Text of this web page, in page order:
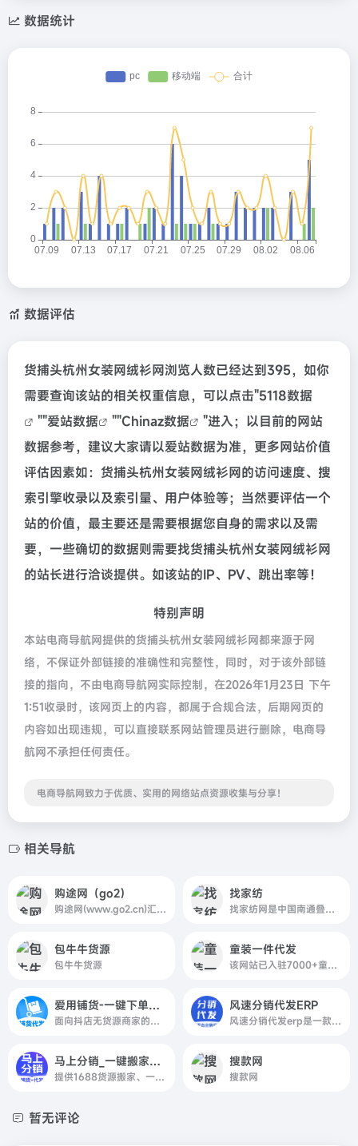
数据统计
数据评估
货捕头杭州女装网绒衫网浏览人数已经达到395，如你
需要查询该站的相关权重信息，可以点击"5118数据
""爱站数据 ""Chinaz数据
"进入；以目前的网站
数据参考，建议大家请以爱站数据为准，更多网站价值
评估因素如：货捕头杭州女装网绒衫网的访问速度、搜
索引擎收录以及索引量、用户体验等；当然要评估一个
站的价值，最主要还是需要根据您自身的需求以及需
要，一些确切的数据则需要找货捕头杭州女装网绒衫网
的站长进行洽谈提供。如该站的IP、PV、跳出率等！
特别声明
本站电商导航网提供的货捕头杭州女装网绒衫网都来源于网
络，不保证外部链接的准确性和完整性，同时，对于该外部链
接的指向，不由电商导航网实际控制，在2026年1月23日 下午
1:51收录时，该网页上的内容，都属于合规合法，后期网页的
内容如出现违规，可以直接联系网站管理员进行删除，电商导
航网不承担任何责任。
电商导航网致力于优质、实用的网络站点资源收集与分享！
相关导航
购途网（go2）
购途网(www.go2.cn)汇优质女鞋货源，聚实力女鞋大厂，享海量商机流量，为广大女鞋厂家、卖家提供高质量的贸易信息服务！
找家纺
找家纺网是中国南通叠石桥家纺网销网供信息的门户网站，为您提供南通叠石桥家纺四件套、被子、枕芯、毛毯等床品相关网销供货信息的叠石桥网销导航专业平台，专注于家纺供应链一站式解决方案,我们致力于打造顶尖搜索体验的叠石桥网销导航，为商户提供更全面的叠石桥家纺网销供货信息，为网销供货商及各分销商提供一个更专业
包牛牛货源
包牛牛货源
童装一件代发
该网站已入驻7000+童装厂家,汇海量一手童装货源,一件起批一件代发，面向全国童装厂家、卖家提供原材供应-设计开款-批发拿货-店铺代运营-物流代发-售后退换等全链路的供应服务。
爱用铺货-一键下单支持无货源上货一件代发
面向抖店无货源商家的铺货代发工具，支持1688货源上架、自动下单发货及库存与物流同步。
风速分销代发ERP
风速分销代发erp是一款专门服务于商家和厂家的分销代发ERP软件，风速分销代发ERP支持多平台一键分销代发管理，是您高效的快递助手更是您省心的店管家分销代发工具。
马上分销_一键搬家批量修改订单采购代发
提供1688货源搬家、一件代发、违禁词检测、多店采购、商品与订单管理、自动采购发货及主图水印。
搜款网
搜款网
暂无评论